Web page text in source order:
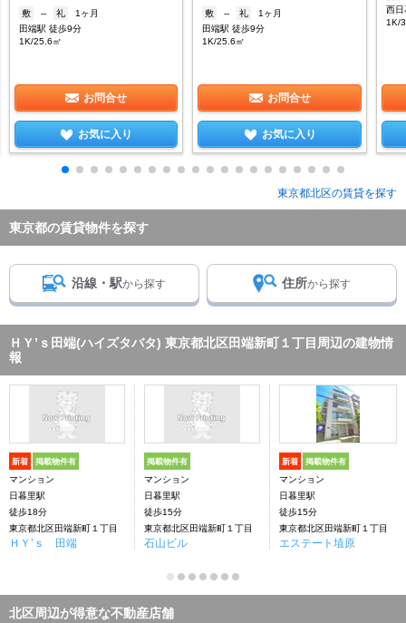
敷
-- 礼
1ヶ月
田端駅 徒歩9分
1K/25.6㎡
お問合せ
お気に入り
敷
-- 礼
1ヶ月
田端駅 徒歩9分
1K/25.6㎡
お問合せ
お気に入り
西日
1K/
東京都北区の賃貸を探す
東京都の賃貸物件を探す
沿線・駅から探す 住所から探す
ＨＹ’ｓ田端(ハイズタバタ) 東京都北区田端新町１丁目周辺の建物情
報
新着 掲載物件有
マンション
日暮里駅
徒歩18分
東京都北区田端新町１丁目
ＨＹ’ｓ 田端
掲載物件有
マンション
日暮里駅
徒歩15分
東京都北区田端新町１丁目
石山ビル
新着 掲載物件有
マンション
日暮里駅
徒歩15分
東京都北区田端新町１丁目
エステート埴原
北区周辺が得意な不動産店舗